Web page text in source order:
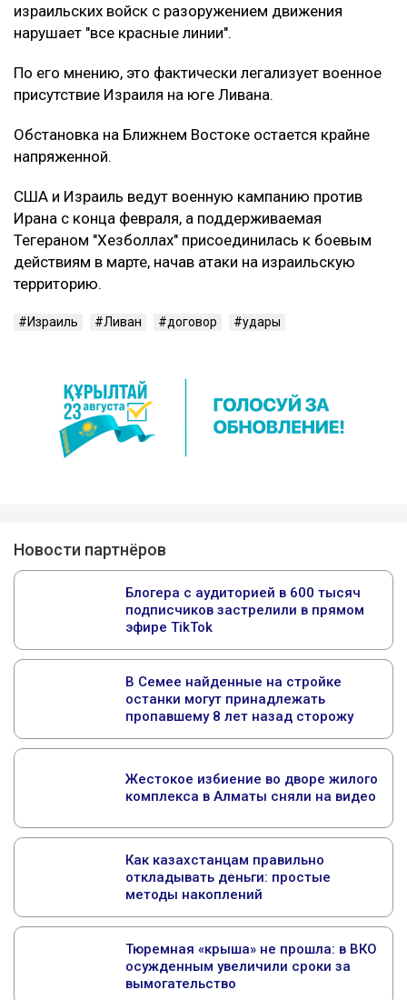
израильских войск с разоружением движения
нарушает "все красные линии".
По его мнению, это фактически легализует военное
присутствие Израиля на юге Ливана.
Обстановка на Ближнем Востоке остается крайне
напряженной.
США и Израиль ведут военную кампанию против
Ирана с конца февраля, а поддерживаемая
Тегераном "Хезболлах" присоединилась к боевым
действиям в марте, начав атаки на израильскую
территорию.
Израиль Ливан договор удары